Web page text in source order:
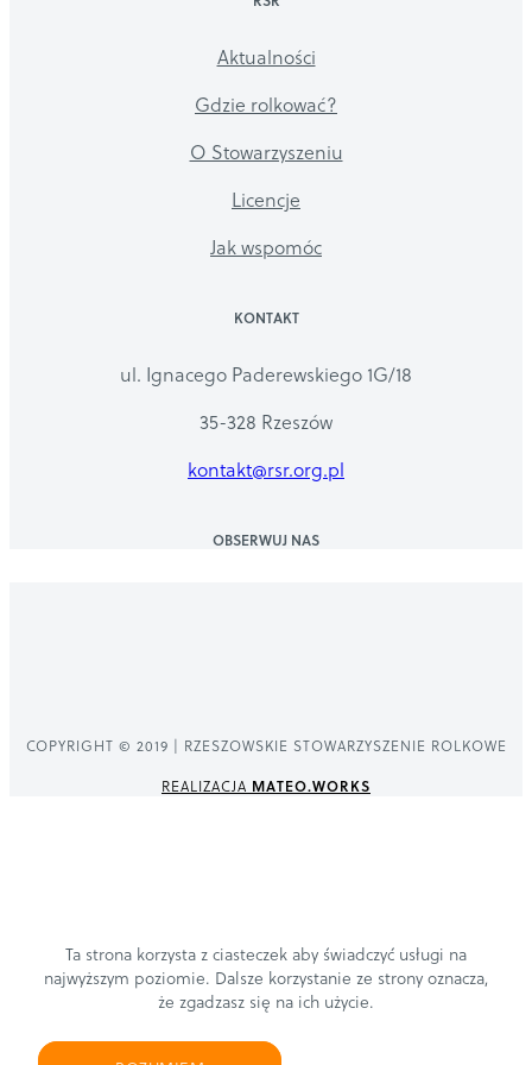
Aktualności
Gdzie rolkować?
O Stowarzyszeniu
Licencje
Jak wspomóc
KONTAKT
ul. Ignacego Paderewskiego 1G/18
35-328 Rzeszów
kontakt@rsr.org.pl
OBSERWUJ NAS
COPYRIGHT © 2019 | RZESZOWSKIE STOWARZYSZENIE ROLKOWE
REALIZACJA MATEO.WORKS
Ta strona korzysta z ciasteczek aby świadczyć usługi na
najwyższym poziomie. Dalsze korzystanie ze strony oznacza,
że zgadzasz się na ich użycie.